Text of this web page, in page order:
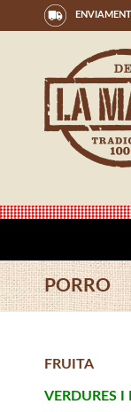
PORRO
FRUITA
VERDURES I